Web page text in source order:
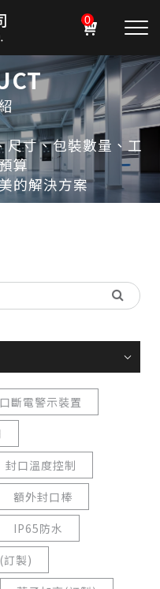
0
尺寸、包裝數量、工
算
的解決方案
斷電警示裝置
封口溫度控制
額外封口棒
IP65防水
訂製)